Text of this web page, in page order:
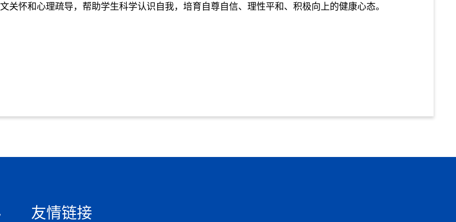
关怀和心理疏导，帮助学生科学认识自我，培育自尊自信、理性平和、积极向上的健康心态。
友情链接